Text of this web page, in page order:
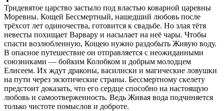
Тридевятое царство застыло под властью коварной царевны
Моревны. Кощей Бессмертный, нашедший любовь после
трёхсот лет одиночества, готовится к свадьбе. Но злая тётя
невесты похищает Варвару и насылает на неё чары. Чтобы
спасти возлюбленную, Кощею нужно раздобыть Живую воду.
В опасное путешествие он отправляется с неожиданными
союзниками — бойким Колобком и добрым молодцем
Елисеем. Их ждут драконы, василиски и магические ловушки
на пути через экзотические страны. Бессмертному скелету
предстоит доказать, что его сердце способно на настоящую
любовь и самоотверженность. Ведь Живая вода подчиняется
только чистоте помыслов и доброте.